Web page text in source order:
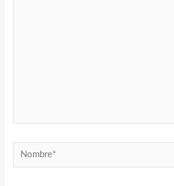
Nombre*